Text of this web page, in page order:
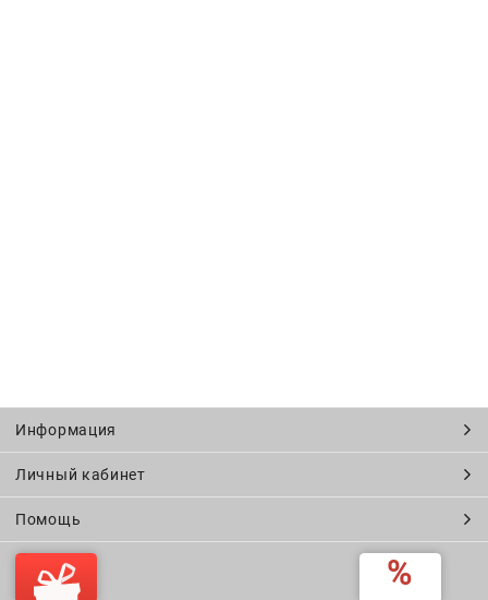
Информация
Личный кабинет
Помощь